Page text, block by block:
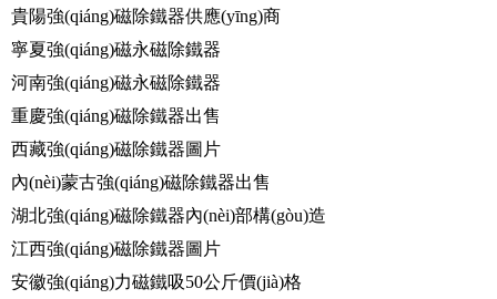
貴陽強(qiáng)磁除鐵器供應(yīng)商
寧夏強(qiáng)磁永磁除鐵器
河南強(qiáng)磁永磁除鐵器
重慶強(qiáng)磁除鐵器出售
西藏強(qiáng)磁除鐵器圖片
內(nèi)蒙古強(qiáng)磁除鐵器出售
湖北強(qiáng)磁除鐵器內(nèi)部構(gòu)造
江西強(qiáng)磁除鐵器圖片
安徽強(qiáng)力磁鐵吸50公斤價(jià)格